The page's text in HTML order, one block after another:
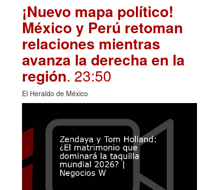
¡Nuevo mapa político!
México y Perú retoman
relaciones mientras
avanza la derecha en la
región. 23:50
El Heraldo de México